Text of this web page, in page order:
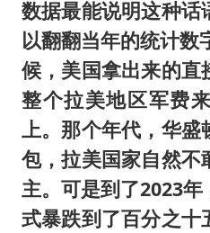
数据最能说明这种话
以翻翻当年的统计数
候，美国拿出来的直
整个拉美地区军费
上。那个年代，华盛
包，拉美国家自然不
主。可是到了2023
式暴跌到了百分之十